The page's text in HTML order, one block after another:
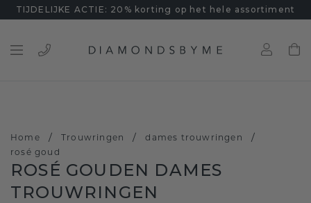
TIJDELIJKE ACTIE: 20% korting op het hele assortiment
Home / Trouwringen / dames trouwringen /
rosé goud
ROSÉ GOUDEN DAMES
TROUWRINGEN